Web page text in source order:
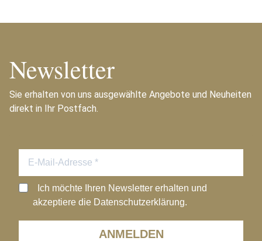
Newsletter
Sie erhalten von uns ausgewählte Angebote und Neuheiten
direkt in Ihr Postfach.
ANMELDEN
Ich möchte Ihren Newsletter erhalten und
akzeptiere die Datenschutzerklärung.